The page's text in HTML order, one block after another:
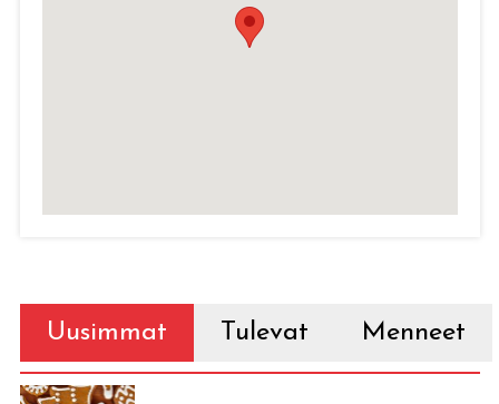
Uusimmat Tulevat Menneet